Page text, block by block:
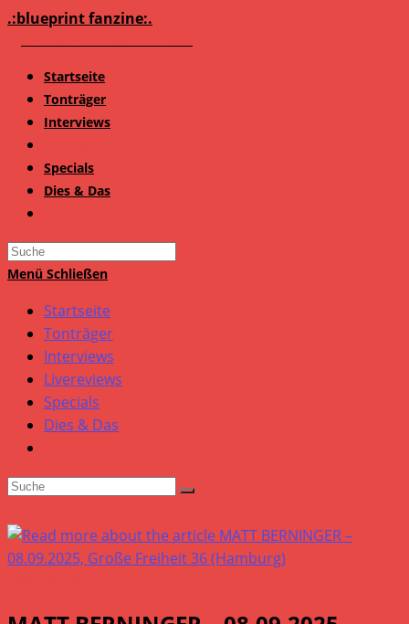
Zum
.:blueprint fanzine:.
Startseite
Tonträger
Interviews
Specials
Dies & Das
Search
this
Menü Schließen
Startseite
Tonträger
Interviews
Livereviews
Specials
Dies & Das